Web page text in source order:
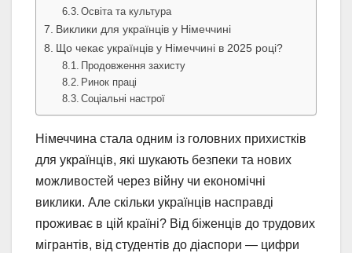
Освіта та культура
Виклики для українців у Німеччині
Що чекає українців у Німеччині в 2025 році?
Продовження захисту
Ринок праці
Соціальні настрої
Німеччина стала одним із головних прихистків
для українців, які шукають безпеки та нових
можливостей через війну чи економічні
виклики. Але скільки українців насправді
проживає в цій країні? Від біженців до трудових
мігрантів, від студентів до діаспори — цифри